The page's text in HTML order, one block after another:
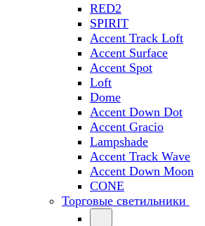
RED2
SPIRIT
Accent Track Loft
Accent Surface
Accent Spot
Loft
Dome
Accent Down Dot
Accent Gracio
Lampshade
Accent Track Wave
Accent Down Moon
CONE
Торговые светильники